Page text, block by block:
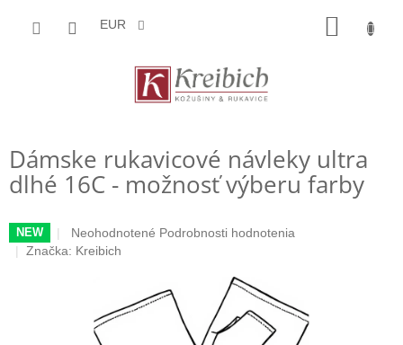
EUR
Dámske rukavicové návleky ultra
dlhé 16C - možnosť výberu farby
NEW
Priemerné
hodnotenie
Neohodnotené Podrobnosti hodnotenia
Značka: Kreibich